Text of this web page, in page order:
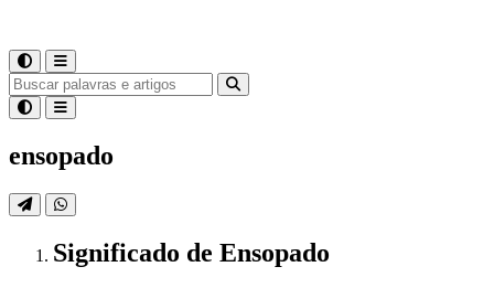
ensopado
Significado de Ensopado